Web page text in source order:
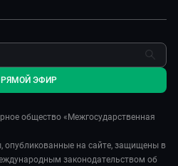
общество «Межгосударственная
опубликованные на сайте, защищены в
законодательством об
ЭФИР